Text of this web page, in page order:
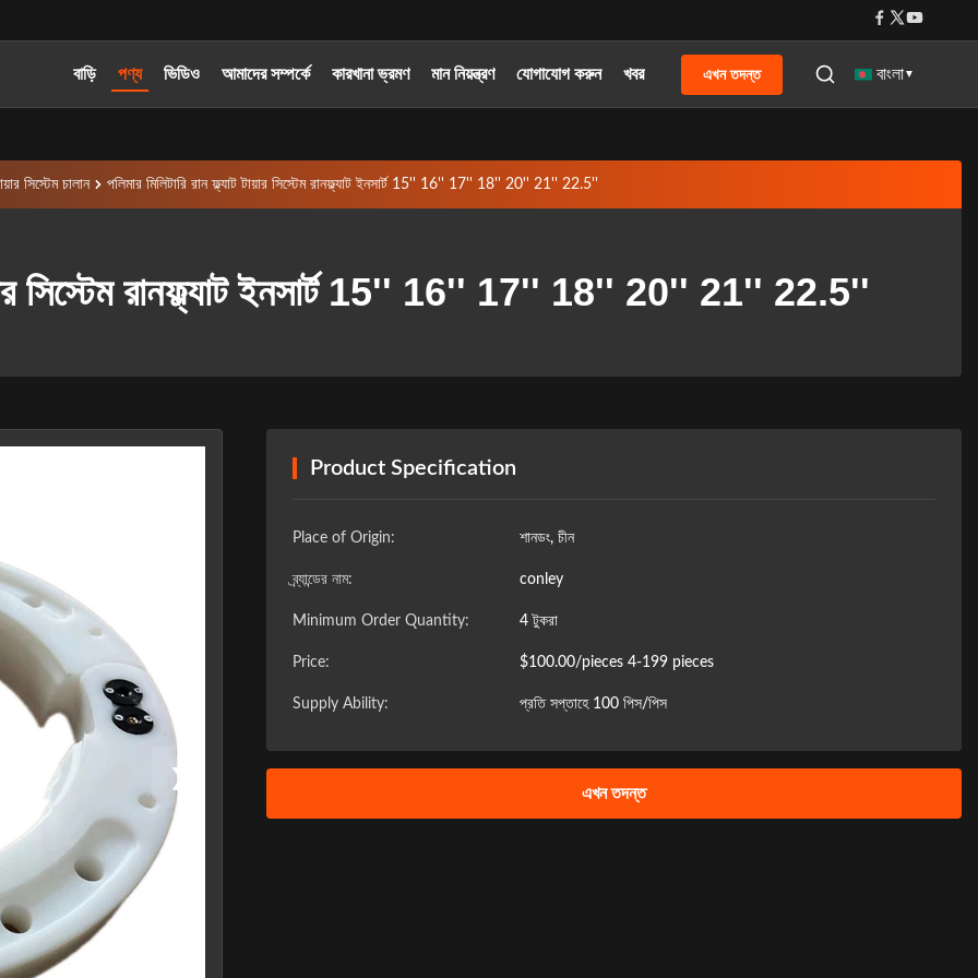
বাড়ি পণ্য ভিডিও আমাদের সম্পর্কে কারখানা ভ্রমণ মান নিয়ন্ত্রণ যোগাযোগ করুন খবর এখন তদন্ত বাংলা ▼
সিস্টেম চালান পলিমার মিলিটারি রান ফ্ল্যাট টায়ার সিস্টেম রানফ্ল্যাট ইনসার্ট 15'' 16'' 17'' 18'' 20'' 21'' 22.5''
টায়ার সিস্টেম রানফ্ল্যাট ইনসার্ট 15'' 16'' 17'' 18'' 20'' 21'' 22.5''
❯
Product Specification
Place of Origin: শানডং, চীন
ব্র্যান্ডের নাম: conley
Minimum Order Quantity: 4 টুকরা
Price: $100.00/pieces 4-199 pieces
Supply Ability: প্রতি সপ্তাহে 100 পিস/পিস
এখন তদন্ত